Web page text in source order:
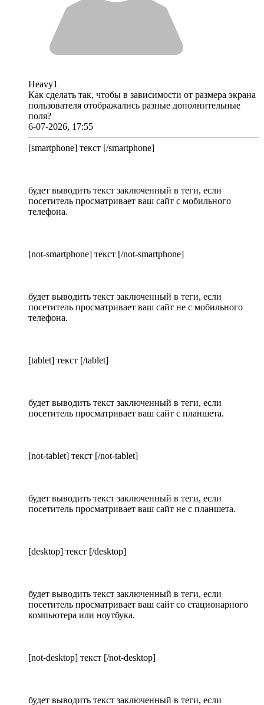
Heavy1
Как сделать так, чтобы в зависимости от размера экрана
пользователя отображались разные дополнительные
поля?
6-07-2026, 17:55
[smartphone] текст [/smartphone]
будет выводить текст заключенный в теги, если
посетитель просматривает ваш сайт с мобильного
телефона.
[not-smartphone] текст [/not-smartphone]
будет выводить текст заключенный в теги, если
посетитель просматривает ваш сайт не с мобильного
телефона.
[tablet] текст [/tablet]
будет выводить текст заключенный в теги, если
посетитель просматривает ваш сайт с планшета.
[not-tablet] текст [/not-tablet]
будет выводить текст заключенный в теги, если
посетитель просматривает ваш сайт не с планшета.
[desktop] текст [/desktop]
будет выводить текст заключенный в теги, если
посетитель просматривает ваш сайт со стационарного
компьютера или ноутбука.
[not-desktop] текст [/not-desktop]
будет выводить текст заключенный в теги, если